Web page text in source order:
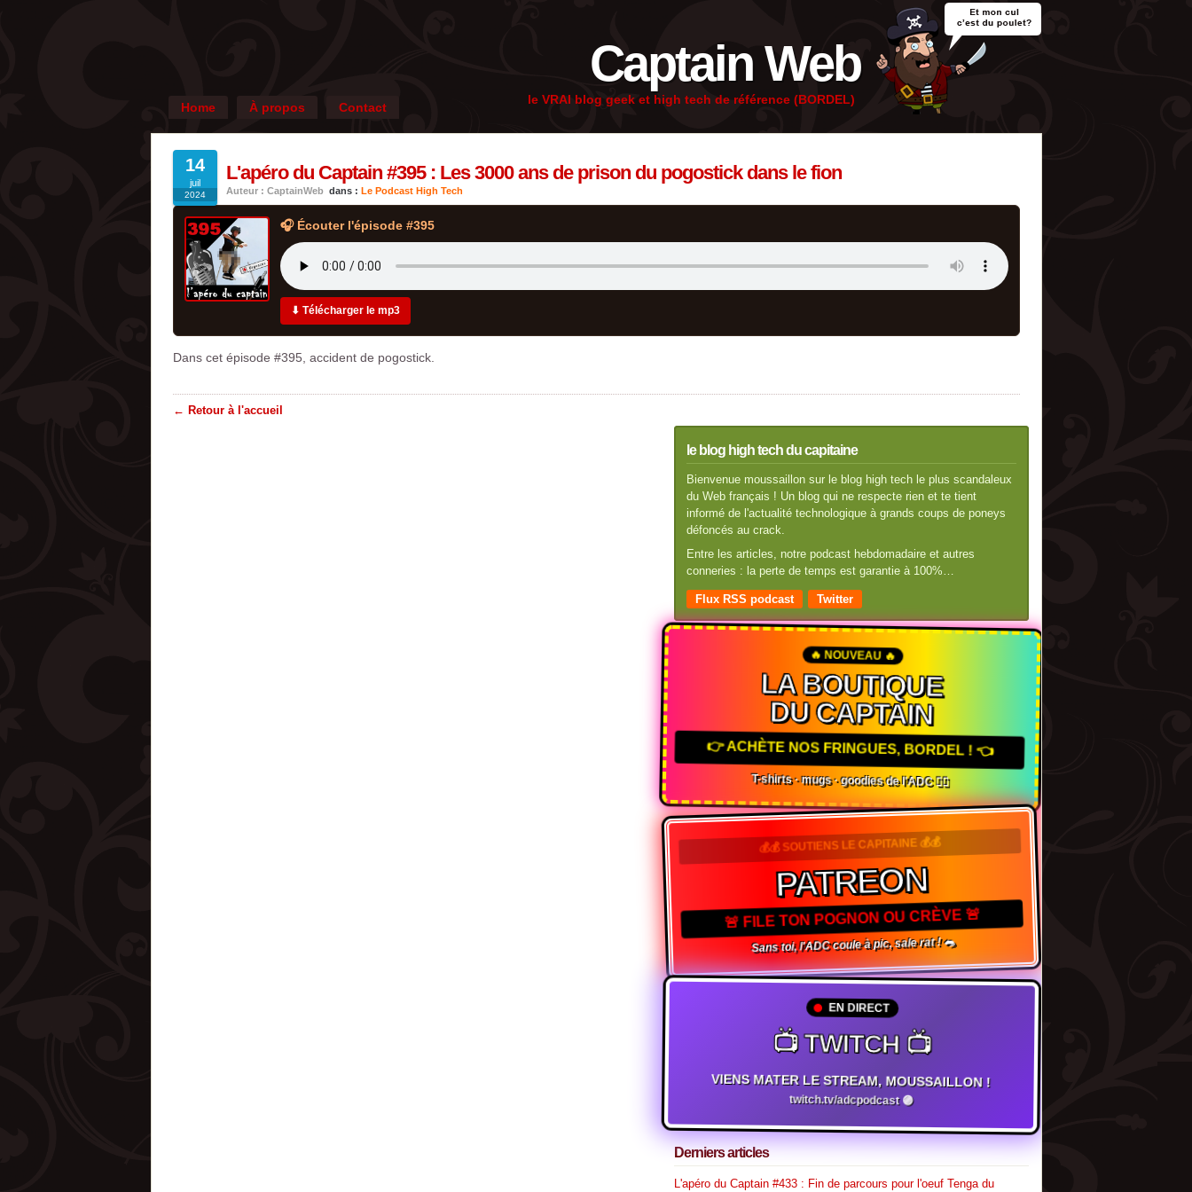
Captain Web
le VRAI blog geek et high tech de référence (BORDEL)
Home À propos Contact
14
juil
2024
L'apéro du Captain #395 : Les 3000 ans de prison du pogostick dans le fion
Auteur : CaptainWeb dans : Le Podcast High Tech
🎧 Écouter l'épisode #395
⬇ Télécharger le mp3
Dans cet épisode #395, accident de pogostick.
← Retour à l'accueil
le blog high tech du capitaine
Bienvenue moussaillon sur le blog high tech le plus scandaleux
du Web français ! Un blog qui ne respecte rien et te tient
informé de l'actualité technologique à grands coups de poneys
défoncés au crack.
Entre les articles, notre podcast hebdomadaire et autres
conneries : la perte de temps est garantie à 100%…
Flux RSS podcast Twitter
🔥 NOUVEAU 🔥
LA BOUTIQUE
DU CAPTAIN
👉 ACHÈTE NOS FRINGUES, BORDEL ! 👈
T-shirts · mugs · goodies de l'ADC 🏴‍☠️
💰💰 SOUTIENS LE CAPITAINE 💰💰
PATREON
🚨 FILE TON POGNON OU CRÈVE 🚨
Sans toi, l'ADC coule à pic, sale rat ! 🐀
EN DIRECT
📺 TWITCH 📺
VIENS MATER LE STREAM, MOUSSAILLON !
twitch.tv/adcpodcast 🟣
Derniers articles
L'apéro du Captain #433 : Fin de parcours pour l'oeuf Tenga du